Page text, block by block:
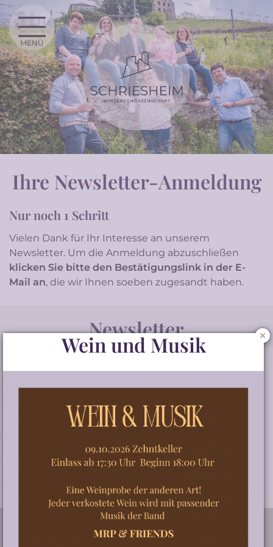
MENÜ
Ihre Newsletter-Anmeldung
Nur noch 1 Schritt
Vielen Dank für Ihr Interesse an unserem
Newsletter. Um die Anmeldung abzuschließen
klicken Sie bitte den Bestätigungslink in der E-
Mail an, die wir Ihnen soeben zugesandt haben.
Newsletter
und Vertriebsgenossenschaft eG Schriesheim.
Wein und Musik